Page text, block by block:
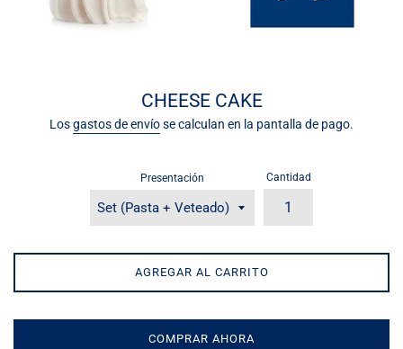
CHEESE CAKE
Losgastos de envíose calculan en la pantalla de pago.
Presentación Cantidad
AGREGAR AL CARRITO
COMPRAR AHORA